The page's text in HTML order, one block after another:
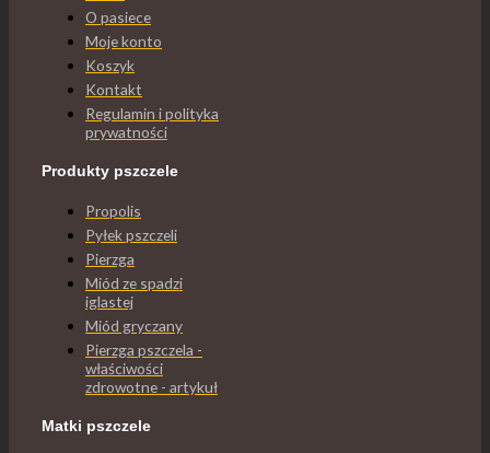
O pasiece
Moje konto
Koszyk
Kontakt
Regulamin i polityka
prywatności
Produkty pszczele
Propolis
Pyłek pszczeli
Pierzga
Miód ze spadzi
iglastej
Miód gryczany
Pierzga pszczela -
właściwości
zdrowotne - artykuł
Matki pszczele